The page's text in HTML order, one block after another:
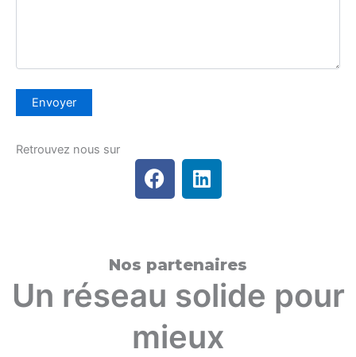
Retrouvez nous sur
F
a
o
o
k
L
i
d
i
n
Nos partenaires
Un réseau solide pour
mieux